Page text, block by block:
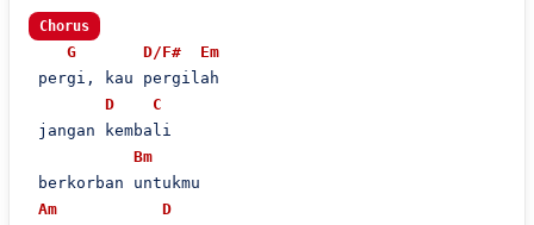
Chorus
G D/F#
Em
pergi, kau pergilah
D
C
jangan kembali
Bm
berkorban untukmu
Am
D